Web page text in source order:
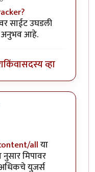
साईट उघडली
अनुभव आहे.
किंवासदस्य व्हा
allया
मिपावर
अधिकचे युजर्स